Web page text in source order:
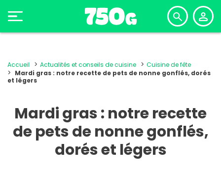
Accueil Actualités et conseils de cuisine
Cuisine de fête
Mardi gras : notre recette de pets de nonne gonflés, dorés
et légers
Mardi gras : notre recette
de pets de nonne gonflés,
dorés et légers